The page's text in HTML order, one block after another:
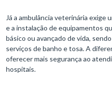
Já a ambulância veterinária exige
e a instalação de equipamentos
básico ou avançado de vida,
serviços de banho e tosa. A
oferecer mais segurança ao
hospitais.